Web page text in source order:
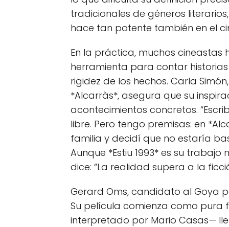
tradicionales de géneros
hace tan potente también en el
En la práctica, muchos
herramienta para contar
rigidez de los hechos. Carla
*Alcarràs*, asegura que su
acontecimientos concretos.
libre. Pero tengo premisas: en
familia y decidí que no estaría
Aunque *Estiu 1993* es su
dice: “La realidad supera a la
Gerard Oms, candidato al Goya
Su película comienza como pura
interpretado por Mario Casas—